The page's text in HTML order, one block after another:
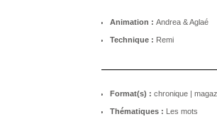
Animation : Andrea & Aglaé
Technique : Remi
Format(s) : chronique |
Thématiques : Les mots